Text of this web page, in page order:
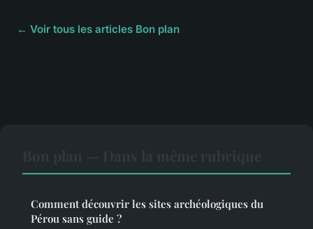
← Voir tous les articles Bon plan
Comment découvrir les sites archéologiques du
Pérou sans guide ?